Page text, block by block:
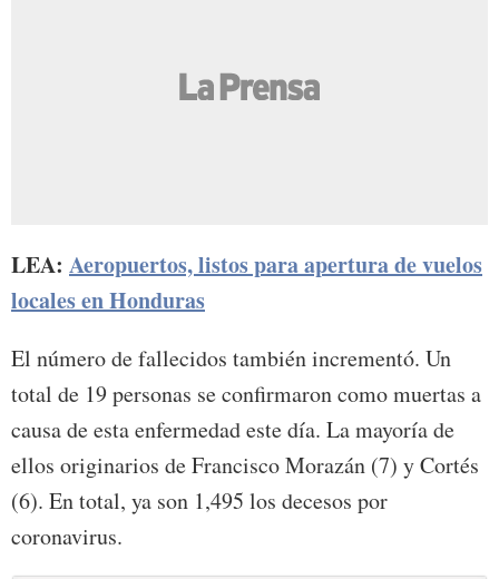
LEA: Aeropuertos, listos para apertura de vuelos
locales en Honduras
El número de fallecidos también incrementó. Un
total de 19 personas se confirmaron como muertas a
causa de esta enfermedad este día. La mayoría de
ellos originarios de Francisco Morazán (7) y Cortés
(6). En total, ya son 1,495 los decesos por
coronavirus.